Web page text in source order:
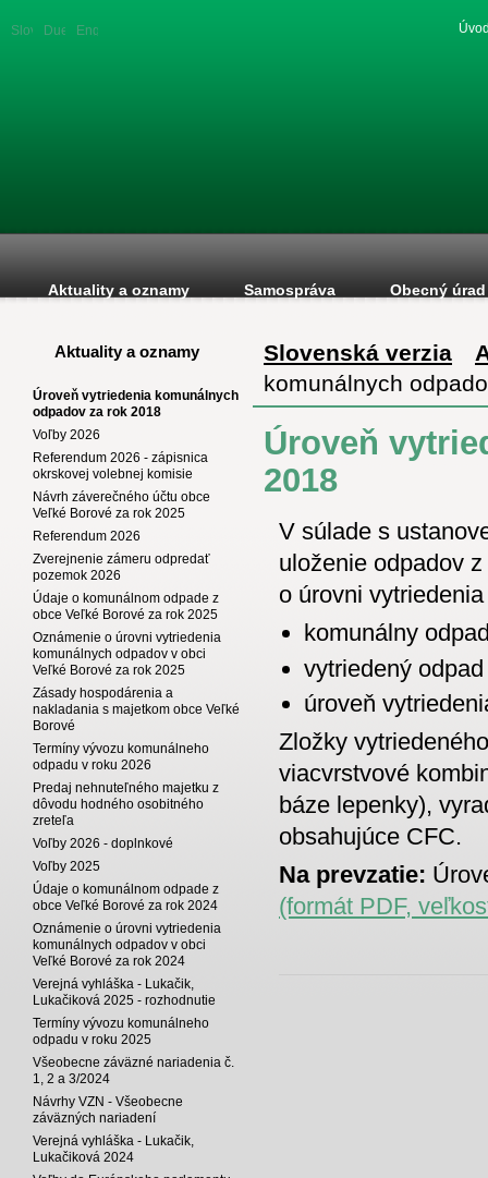
SlovenskáDuetsche
English
Aktuality a oznamy Samospráva Obecný úrad
Aktuality a oznamy
Úroveň vytriedenia komunálnych
odpadov za rok 2018
Voľby 2026
Referendum 2026 - zápisnica
okrskovej volebnej komisie
Návrh záverečného účtu obce
Veľké Borové za rok 2025
Referendum 2026
Zverejnenie zámeru odpredať
pozemok 2026
Údaje o komunálnom odpade z
obce Veľké Borové za rok 2025
Oznámenie o úrovni vytriedenia
komunálnych odpadov v obci
Veľké Borové za rok 2025
Zásady hospodárenia a
nakladania s majetkom obce Veľké
Borové
Termíny vývozu komunálneho
odpadu v roku 2026
Predaj nehnuteľného majetku z
dôvodu hodného osobitného
zreteľa
Voľby 2026 - doplnkové
Voľby 2025
Údaje o komunálnom odpade z
obce Veľké Borové za rok 2024
Oznámenie o úrovni vytriedenia
komunálnych odpadov v obci
Veľké Borové za rok 2024
Verejná vyhláška - Lukačik,
Lukačiková 2025 - rozhodnutie
Termíny vývozu komunálneho
odpadu v roku 2025
Všeobecne záväzné nariadenia č.
1, 2 a 3/2024
Návrhy VZN - Všeobecne
záväzných nariadení
Verejná vyhláška - Lukačik,
Lukačiková 2024
Slovenská verzia
komunálnych
Úroveň
2018
V súlade s
uloženie odpadov
o úrovni
komunálny
vytriedený
úroveň
Zložky
viacvrstvové
báze lepenky),
obsahujúce CFC.
Na prevzatie:
(formát PDF,